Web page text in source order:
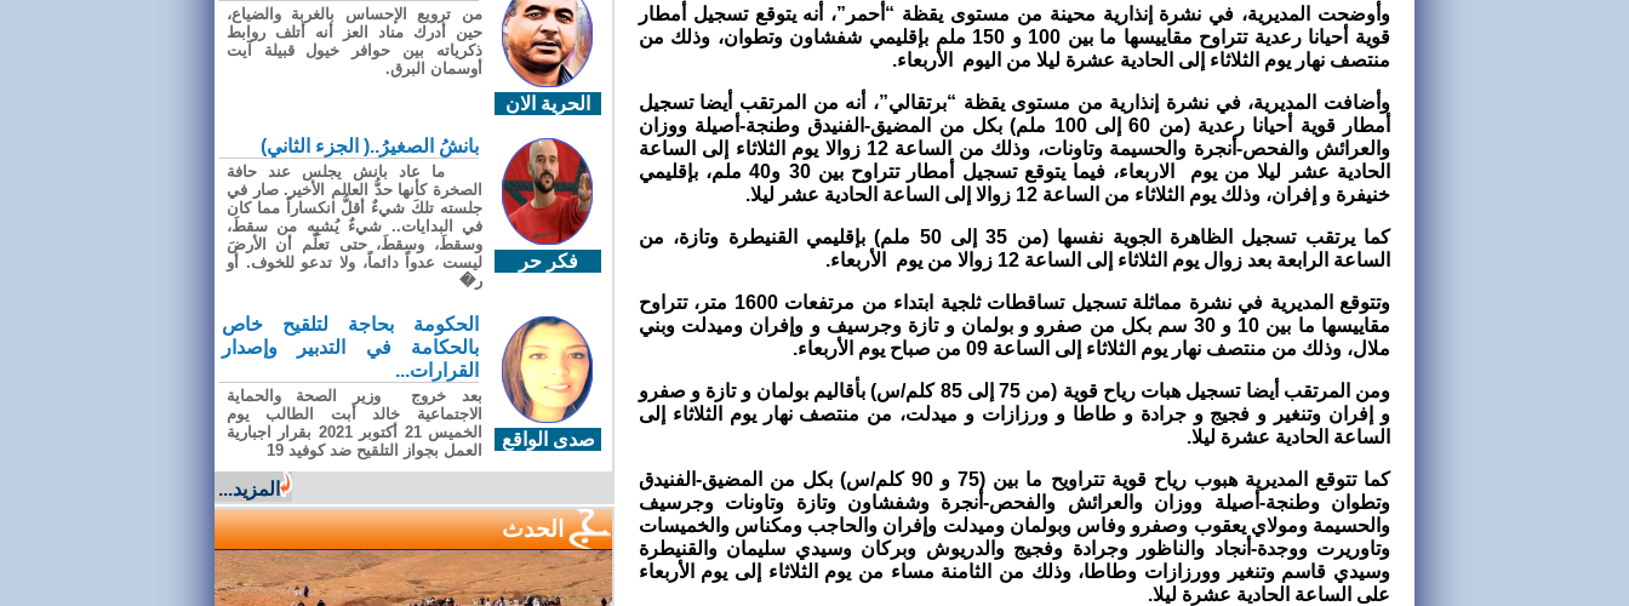
وأوضحت المديرية، في نشرة إنذارية محينة من مستوى يقظة “أحمر”، أنه يتوقع تسجيل أمطار
قوية أحيانا رعدية تتراوح مقاييسها ما بين 100 و 150 ملم بإقليمي شفشاون وتطوان، وذلك من
منتصف نهار يوم الثلاثاء إلى الحادية عشرة ليلا من اليوم الأربعاء.
وأضافت المديرية، في نشرة إنذارية من مستوى يقظة “برتقالي”، أنه من المرتقب أيضا تسجيل
أمطار قوية أحيانا رعدية (من 60 إلى 100 ملم) بكل من المضيق-الفنيدق وطنجة-أصيلة ووزان
والعرائش والفحص-أنجرة والحسيمة وتاونات، وذلك من الساعة 12 زوالا يوم الثلاثاء إلى الساعة
الحادية عشر ليلا من يوم الاربعاء، فيما يتوقع تسجيل أمطار تتراوح بين 30 و40 ملم، بإقليمي
خنيفرة و إفران، وذلك يوم الثلاثاء من الساعة 12 زوالا إلى الساعة الحادية عشر ليلا.
كما يرتقب تسجيل الظاهرة الجوية نفسها (من 35 إلى 50 ملم) بإقليمي القنيطرة وتازة، من
الساعة الرابعة بعد زوال يوم الثلاثاء إلى الساعة 12 زوالا من يوم الأربعاء.
وتتوقع المديرية في نشرة مماثلة تسجيل تساقطات ثلجية ابتداء من مرتفعات 1600 متر، تتراوح
مقاييسها ما بين 10 و 30 سم بكل من صفرو و بولمان و تازة وجرسيف و وإفران وميدلت وبني
ملال، وذلك من منتصف نهار يوم الثلاثاء إلى الساعة 09 من صباح يوم الأربعاء.
ومن المرتقب أيضا تسجيل هبات رياح قوية (من 75 إلى 85 كلم/س) بأقاليم بولمان و تازة و صفرو
و إفران وتنغير و فجيج و جرادة و طاطا و ورزازات و ميدلت، من منتصف نهار يوم الثلاثاء إلى
الساعة الحادية عشرة ليلا.
كما تتوقع المديرية هبوب رياح قوية تتراويح ما بين (75 و 90 كلم/س) بكل من المضيق-الفنيدق
وتطوان وطنجة-أصيلة ووزان والعرائش والفحص-أنجرة وشفشاون وتازة وتاونات وجرسيف
والحسيمة ومولاي يعقوب وصفرو وفاس وبولمان وميدلت وإفران والحاجب ومكناس والخميسات
وتاوريرت ووجدة-أنجاد والناظور وجرادة وفجيج والدريوش وبركان وسيدي سليمان والقنيطرة
وسيدي قاسم وتنغير وورزازات وطاطا، وذلك من الثامنة مساء من يوم الثلاثاء إلى يوم الأربعاء
على الساعة الحادية عشرة ليلا.
الحرية الان
من ترويع الإحساس بالغربة والضياع،
حين أدرك مناد العز أنه أتلف روابط
ذكرياته بين حوافر خيول قبيلة آيت
أوسمان البرق.
فكر حر
بانشُ الصغيرُ..( الجزء الثاني)
ما عاد بانش يجلس عند حافة
الصخرة كأنها حدُّ العالم الأخير. صار في
جلسته تلكَ شيءٌ أقلُّ انكساراً مما كان
في البدايات.. شيءٌ يُشبِه من سقطَ،
وسقطَ، وسقطَ، حتى تعلّم أن الأرضَ
ليست عدواً دائماً، ولا تدعو للخوف. أو
ر�
صدى الواقع
الحكومة بحاجة لتلقيح خاص
بالحكامة في التدبير وإصدار
القرارات...
بعد خروج وزير الصحة والحماية
الاجتماعية خالد أبت الطالب يوم
الخميس 21 أكتوبر 2021 بقرار اجبارية
العمل بجواز التلقيح ضد كوفيد 19
المزيد...
الحدث